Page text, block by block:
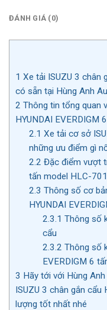
ĐÁNH GIÁ (0)
1 Xe tải ISUZU 3 chân
có sẵn tại Hùng Anh
2 Thông tin tổng quan
HYUNDAI EVERDIGM
2.1 Xe tải cơ sở
những ưu điểm gì
2.2 Đặc điểm vượt
tấn model HLC-
2.3 Thông số cơ
HYUNDAI
2.3.1 Thông số
cẩu
2.3.2 Thông số
EVERDIGM 6
3 Hãy tới với Hùng
ISUZU 3 chân gắn cẩu
lượng tốt nhất nhé